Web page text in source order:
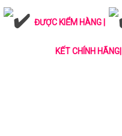
ĐƯỢC KIỂM HÀNG |
KẾT CHÍNH HÃNG|